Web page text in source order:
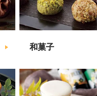
和菓子